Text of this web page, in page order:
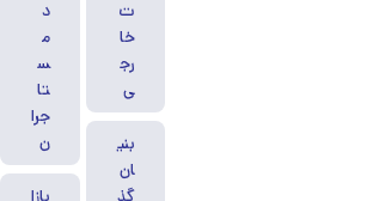
ت
خا
رج
ی
بنی
ان‌
گذ
د
م
س
تا
جرا
ن
بازا